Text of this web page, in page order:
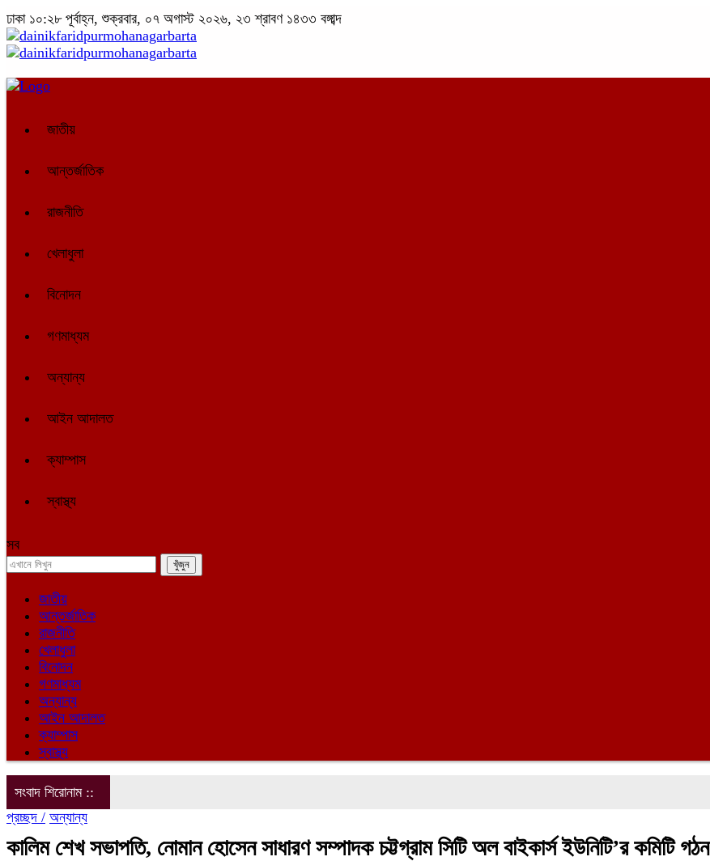
ঢাকা ১০:২৮ পূর্বাহ্ন, শুক্রবার, ০৭ অগাস্ট ২০২৬, ২৩ শ্রাবণ ১৪৩৩ বঙ্গাব্দ
জাতীয়
আন্তর্জাতিক
রাজনীতি
খেলাধুলা
বিনোদন
গণমাধ্যম
অন্যান্য
আইন আদালত
ক্যাম্পাস
স্বাস্থ্য
সব
জাতীয়
আন্তর্জাতিক
রাজনীতি
খেলাধুলা
বিনোদন
গণমাধ্যম
অন্যান্য
আইন আদালত
ক্যাম্পাস
স্বাস্থ্য
সংবাদ শিরোনাম ::
প্রচ্ছদ / অন্যান্য
কালিম শেখ সভাপতি, নোমান হোসেন সাধারণ সম্পাদক চট্টগ্রাম সিটি অল বাইকার্স ইউনিটি’র কমিটি গঠন